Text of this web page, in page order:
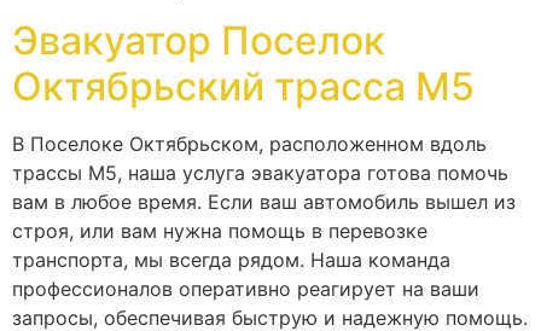
Эвакуатор Поселок
Октябрьский трасса М5
В Поселоке Октябрьском, расположенном вдоль
трассы М5, наша услуга эвакуатора готова помочь
вам в любое время. Если ваш автомобиль вышел из
строя, или вам нужна помощь в перевозке
транспорта, мы всегда рядом. Наша команда
профессионалов оперативно реагирует на ваши
запросы, обеспечивая быструю и надежную помощь.